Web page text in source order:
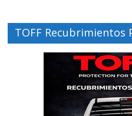
TOFF Recubrimientos